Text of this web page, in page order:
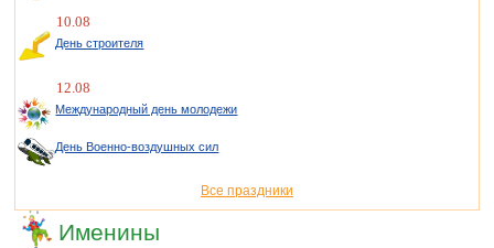
10.08
День строителя
12.08
Международный день молодежи
День Военно-воздушных сил
Все праздники
Именины